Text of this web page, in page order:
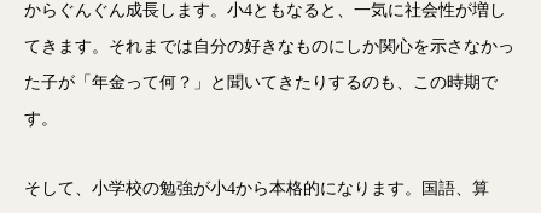
からぐんぐん成長します。小4ともなると、一気に社会性が増し
てきます。それまでは自分の好きなものにしか関心を示さなかっ
た子が「年金って何？」と聞いてきたりするのも、この時期で
す。
そして、小学校の勉強が小4から本格的になります。国語、算